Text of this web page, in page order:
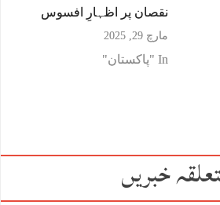
نقصان پر اظہارِ افسوس
مارچ 29, 2025
In "پاکستان"
خبریں